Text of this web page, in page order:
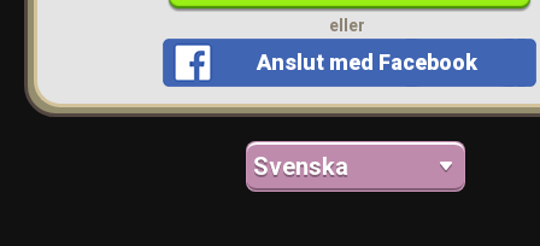
eller
Anslut med Facebook